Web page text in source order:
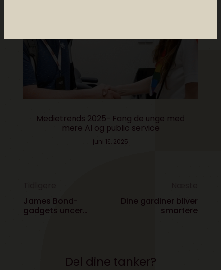
Medietrends 2025- Fang de unge med
mere AI og public service
juni 19, 2025
James Bond-
gadgets under
Dine gardiner bliver
smartere
Del dine tanker?